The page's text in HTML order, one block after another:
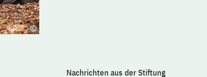
Nachrichten aus der Stiftung